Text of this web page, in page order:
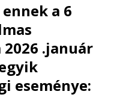
ennek a 6
2026 .január
eseménye: